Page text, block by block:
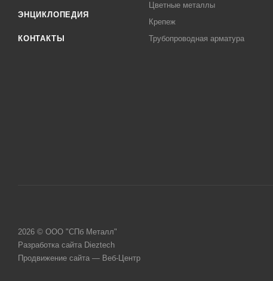
ЭНЦИКЛОПЕДИЯ
КОНТАКТЫ
Цветные металлы
Крепеж
Трубопроводная арматура
2026 © ООО "СПб Металл"
Разработка сайта Dieztech
Продвижение сайта — Веб-Центр